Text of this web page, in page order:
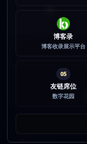
博客录
博客收录展示平台
05
友链席位
数字花园